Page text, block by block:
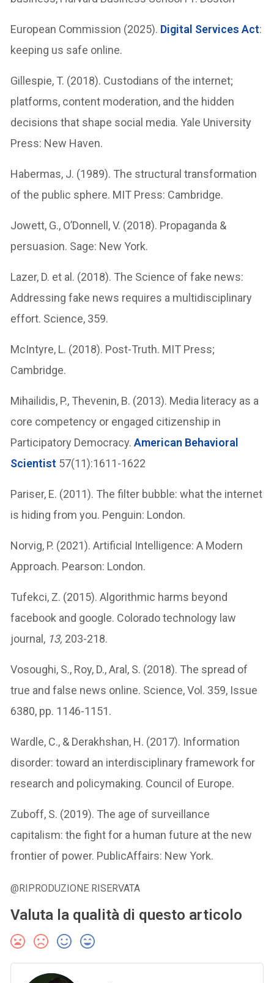
European Commission (2025). Digital Services Act:
keeping us safe online.
Gillespie, T. (2018). Custodians of the internet;
platforms, content moderation, and the hidden
decisions that shape social media. Yale University
Press: New Haven.
Habermas, J. (1989). The structural transformation
of the public sphere. MIT Press: Cambridge.
Jowett, G., O’Donnell, V. (2018). Propaganda &
persuasion. Sage: New York.
Lazer, D. et al. (2018). The Science of fake news:
Addressing fake news requires a multidisciplinary
effort. Science, 359.
McIntyre, L. (2018). Post-Truth. MIT Press;
Cambridge.
Mihailidis, P., Thevenin, B. (2013). Media literacy as a
core competency or engaged citizenship in
Participatory Democracy.American Behavioral
Scientist 57(11):1611-1622
Pariser, E. (2011). The filter bubble: what the internet
is hiding from you. Penguin: London.
Norvig, P. (2021). Artificial Intelligence: A Modern
Approach. Pearson: London.
Tufekci, Z. (2015). Algorithmic harms beyond
facebook and google. Colorado technology law
journal, 13, 203-218.
Vosoughi, S., Roy, D., Aral, S. (2018). The spread of
true and false news online. Science, Vol. 359, Issue
6380, pp. 1146-1151.
Wardle, C., & Derakhshan, H. (2017). Information
disorder: toward an interdisciplinary framework for
research and policymaking. Council of Europe.
Zuboff, S. (2019). The age of surveillance
capitalism: the fight for a human future at the new
frontier of power. PublicAffairs: New York.
@RIPRODUZIONE RISERVATA
Valuta la qualità di questo articolo